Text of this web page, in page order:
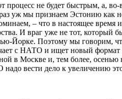
не будет быстрым, а,
уж мы признаем Эстонию как
– что в настоящее время
И враг уже не тот,
Йорке. Поэтому мы
с НАТО и ищет новый
в Москве и, тем более,
вести дело к увеличению